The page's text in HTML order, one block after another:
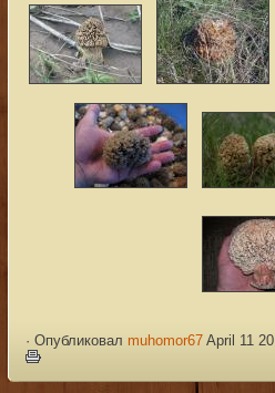
· Опубликовал muhomor67 April 11